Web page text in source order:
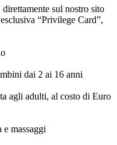
sul nostro sito
“Privilege Card”,
dai 2 ai 16 anni
agli adulti, al costo di Euro
massaggi